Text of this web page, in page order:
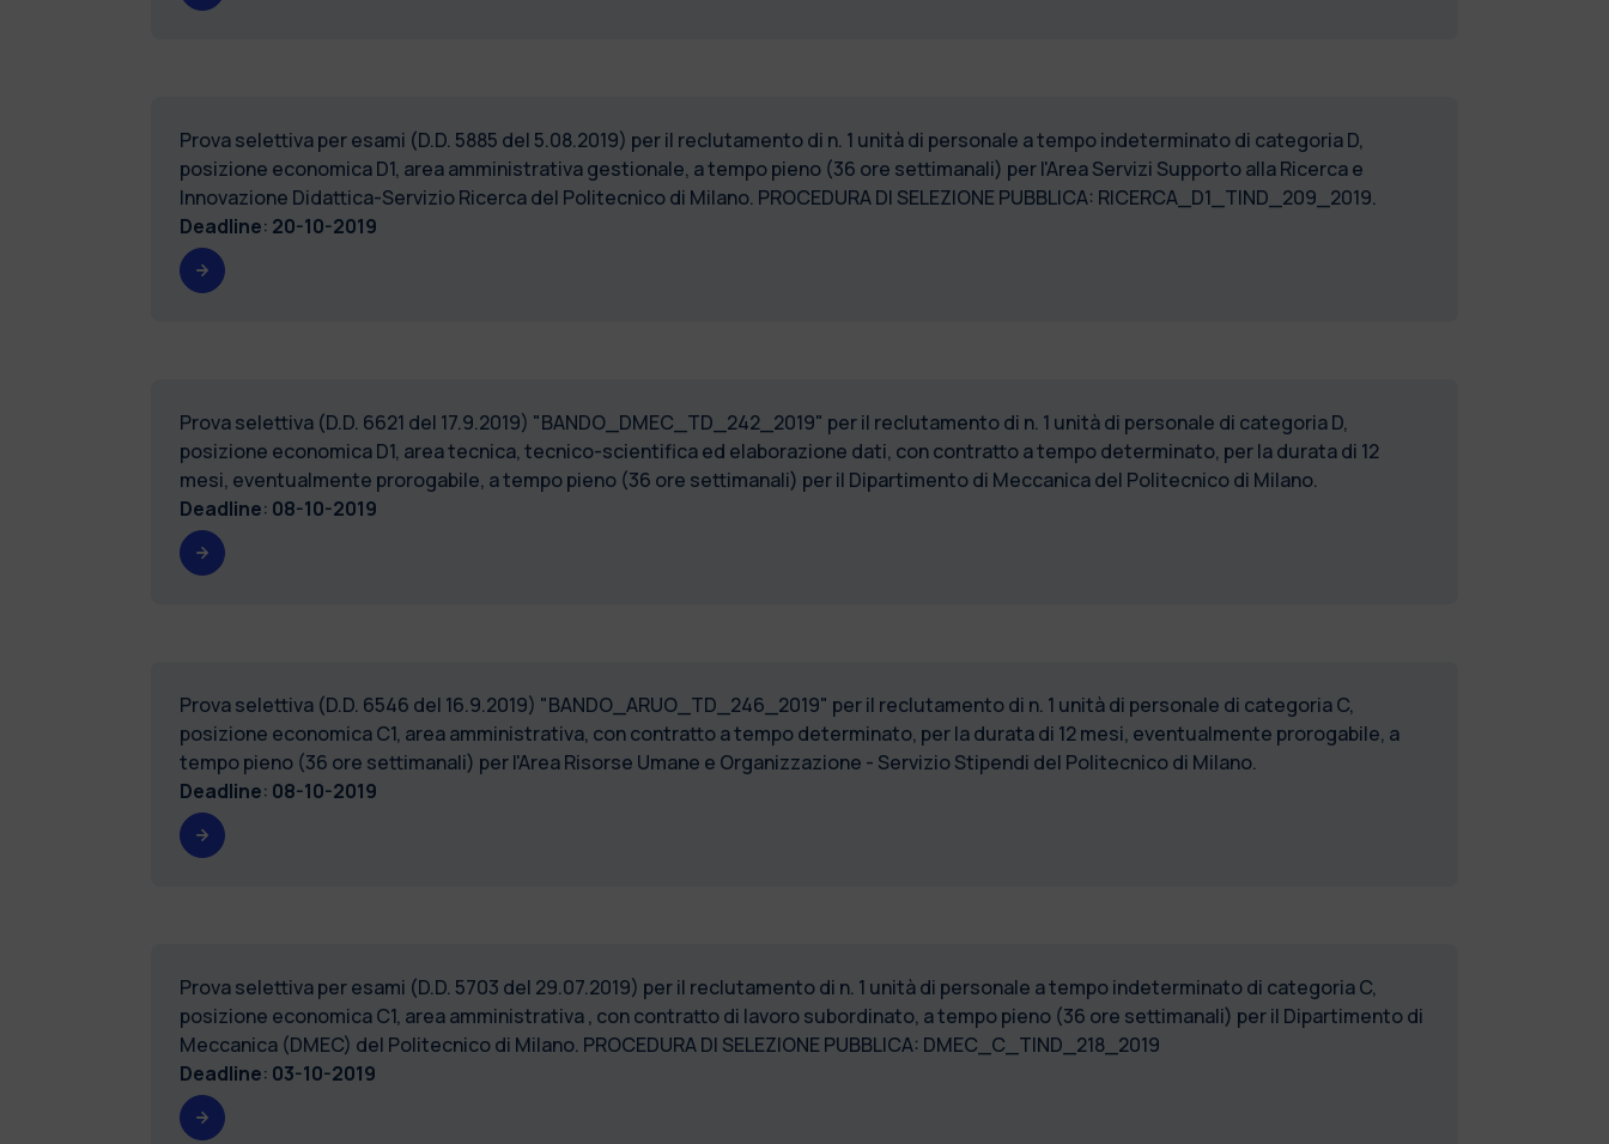
Prova selettiva per esami (D.D. 5885 del 5.08.2019) per il reclutamento di n. 1 unità di personale a tempo indeterminato di categoria D,
posizione economica D1, area amministrativa gestionale, a tempo pieno (36 ore settimanali) per l'Area Servizi Supporto alla Ricerca e
Innovazione Didattica-Servizio Ricerca del Politecnico di Milano. PROCEDURA DI SELEZIONE PUBBLICA: RICERCA_D1_TIND_209_2019.
Deadline: 20-10-2019
Prova selettiva (D.D. 6621 del 17.9.2019) "BANDO_DMEC_TD_242_2019" per il reclutamento di n. 1 unità di personale di categoria D,
posizione economica D1, area tecnica, tecnico-scientifica ed elaborazione dati, con contratto a tempo determinato, per la durata di 12
mesi, eventualmente prorogabile, a tempo pieno (36 ore settimanali) per il Dipartimento di Meccanica del Politecnico di Milano.
Deadline: 08-10-2019
Prova selettiva (D.D. 6546 del 16.9.2019) "BANDO_ARUO_TD_246_2019" per il reclutamento di n. 1 unità di personale di categoria C,
posizione economica C1, area amministrativa, con contratto a tempo determinato, per la durata di 12 mesi, eventualmente prorogabile, a
tempo pieno (36 ore settimanali) per l'Area Risorse Umane e Organizzazione - Servizio Stipendi del Politecnico di Milano.
Deadline: 08-10-2019
Prova selettiva per esami (D.D. 5703 del 29.07.2019) per il reclutamento di n. 1 unità di personale a tempo indeterminato di categoria C,
posizione economica C1, area amministrativa , con contratto di lavoro subordinato, a tempo pieno (36 ore settimanali) per il Dipartimento di
Meccanica (DMEC) del Politecnico di Milano. PROCEDURA DI SELEZIONE PUBBLICA: DMEC_C_TIND_218_2019
Deadline: 03-10-2019